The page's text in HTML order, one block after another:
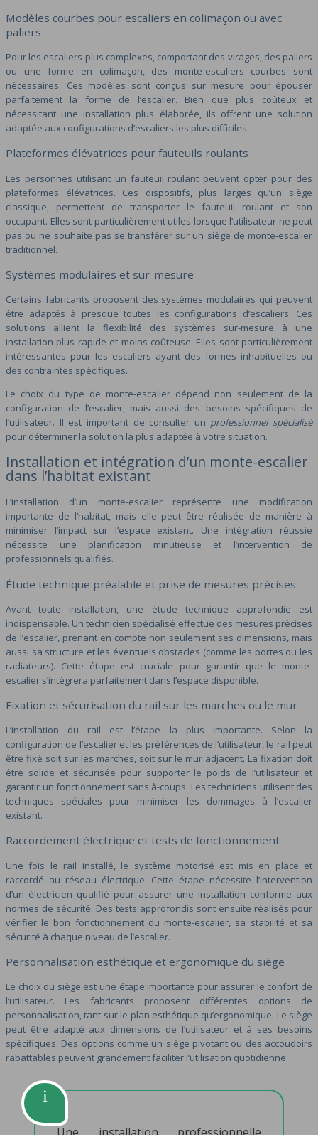
Modèles courbes pour escaliers en colimaçon ou avec
paliers
Pour les escaliers plus complexes, comportant des virages, des paliers
ou une forme en colimaçon, des monte-escaliers courbes sont
nécessaires. Ces modèles sont conçus sur mesure pour épouser
parfaitement la forme de l’escalier. Bien que plus coûteux et
nécessitant une installation plus élaborée, ils offrent une solution
adaptée aux configurations d’escaliers les plus difficiles.
Plateformes élévatrices pour fauteuils roulants
Les personnes utilisant un fauteuil roulant peuvent opter pour des
plateformes élévatrices. Ces dispositifs, plus larges qu’un siège
classique, permettent de transporter le fauteuil roulant et son
occupant. Elles sont particulièrement utiles lorsque l’utilisateur ne peut
pas ou ne souhaite pas se transférer sur un siège de monte-escalier
traditionnel.
Systèmes modulaires et sur-mesure
Certains fabricants proposent des systèmes modulaires qui peuvent
être adaptés à presque toutes les configurations d’escaliers. Ces
solutions allient la flexibilité des systèmes sur-mesure à une
installation plus rapide et moins coûteuse. Elles sont particulièrement
intéressantes pour les escaliers ayant des formes inhabituelles ou
des contraintes spécifiques.
Le choix du type de monte-escalier dépend non seulement de la
configuration de l’escalier, mais aussi des besoins spécifiques de
l’utilisateur. Il est important de consulter un professionnel spécialisé
pour déterminer la solution la plus adaptée à votre situation.
Installation et intégration d’un monte-escalier
dans l’habitat existant
L’installation d’un monte-escalier représente une modification
importante de l’habitat, mais elle peut être réalisée de manière à
minimiser l’impact sur l’espace existant. Une intégration réussie
nécessite une planification minutieuse et l’intervention de
professionnels qualifiés.
Étude technique préalable et prise de mesures précises
Avant toute installation, une étude technique approfondie est
indispensable. Un technicien spécialisé effectue des mesures précises
de l’escalier, prenant en compte non seulement ses dimensions, mais
aussi sa structure et les éventuels obstacles (comme les portes ou les
radiateurs). Cette étape est cruciale pour garantir que le monte-
escalier s’intègrera parfaitement dans l’espace disponible.
Fixation et sécurisation du rail sur les marches ou le mur
L’installation du rail est l’étape la plus importante. Selon la
configuration de l’escalier et les préférences de l’utilisateur, le rail peut
être fixé soit sur les marches, soit sur le mur adjacent. La fixation doit
être solide et sécurisée pour supporter le poids de l’utilisateur et
garantir un fonctionnement sans à-coups. Les techniciens utilisent des
techniques spéciales pour minimiser les dommages à l’escalier
existant.
Raccordement électrique et tests de fonctionnement
Une fois le rail installé, le système motorisé est mis en place et
raccordé au réseau électrique. Cette étape nécessite l’intervention
d’un électricien qualifié pour assurer une installation conforme aux
normes de sécurité. Des tests approfondis sont ensuite réalisés pour
vérifier le bon fonctionnement du monte-escalier, sa stabilité et sa
sécurité à chaque niveau de l’escalier.
Personnalisation esthétique et ergonomique du siège
Le choix du siège est une étape importante pour assurer le confort de
l’utilisateur. Les fabricants proposent différentes options de
personnalisation, tant sur le plan esthétique qu’ergonomique. Le siège
peut être adapté aux dimensions de l’utilisateur et à ses besoins
spécifiques. Des options comme un siège pivotant ou des accoudoirs
rabattables peuvent grandement faciliter l’utilisation quotidienne.